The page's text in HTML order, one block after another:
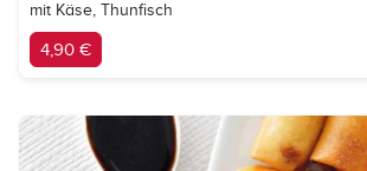
mit Käse, Thunfisch
4,90 €